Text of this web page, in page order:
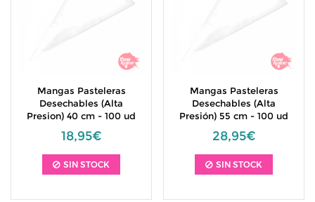
Mangas Pasteleras
Desechables (Alta
Presion) 40 cm - 100 ud
18,95€
SIN STOCK
Mangas Pasteleras
Desechables (Alta
Presión) 55 cm - 100 ud
28,95€
SIN STOCK